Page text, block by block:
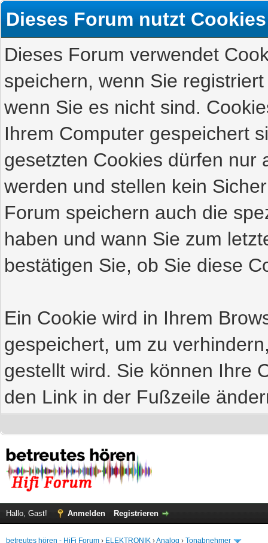
Dieses Forum nutzt Cookies
Dieses Forum verwendet
speichern, wenn Sie
wenn Sie es nicht sind.
Ihrem Computer gespeichert
gesetzten Cookies dürfen nur
werden und stellen kein
Forum speichern auch die
haben und wann Sie zum
bestätigen Sie, ob Sie diese
Ein Cookie wird in Ihrem
gespeichert, um zu
gestellt wird. Sie können Ihre
den Link in der Fußzeile
Hallo, Gast! Anmelden Registrieren
betreutes hören - HiFi Forum › ELEKTRONIK ›Analog › Tonabnehmer